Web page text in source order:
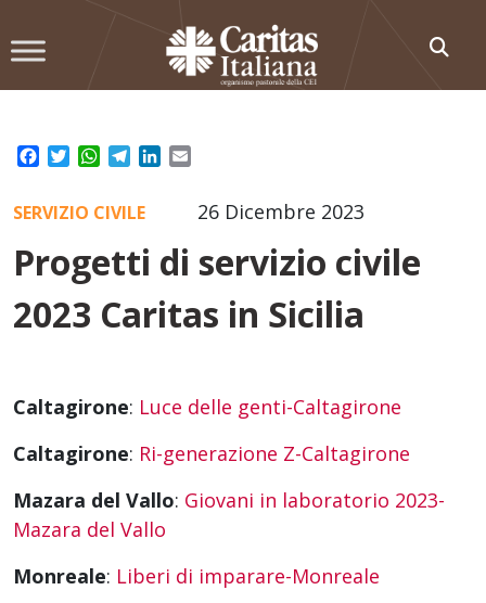
to
Facebook
TwitterWhatsApp
TelegramLinkedIn
26 Dicembre 2023
SERVIZIO CIVILE
Progetti di servizio civile
2023 Caritas in Sicilia
Caltagirone: Luce delle genti-Caltagirone
Caltagirone: Ri-generazione Z-Caltagirone
Mazara del Vallo: Giovani in laboratorio 2023-
Mazara del Vallo
Monreale: Liberi di imparare-Monreale